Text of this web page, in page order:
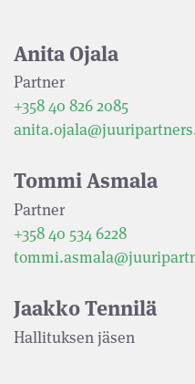
Anita Ojala
Partner
+358 40 826 2085
Tommi Asmala
Partner
+358 40 534 6228
Jaakko Tennilä
Hallituksen jäsen